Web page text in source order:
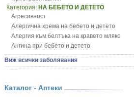
Категория: НА БЕБЕТО И ДЕТЕТО
Агресивност
Алергична хрема на бебето и детето
Алергия към белтъка на кравето мляко
Ангина при бебето и детето
Анемия при бебето и детето
Апетит - пълни деца
Безапетитие при бебето и детето
Виж всички заболявания
Каталог - Аптеки